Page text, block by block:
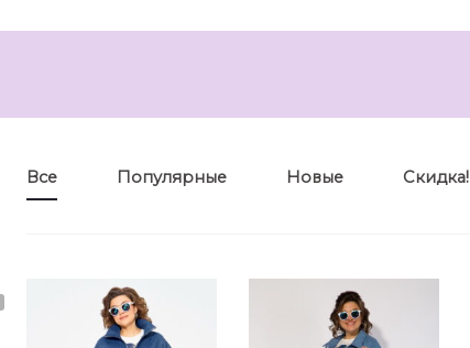
Все Популярные Новые Скидка!